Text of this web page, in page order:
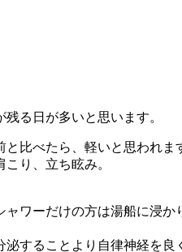
る日が多いと思います。
比べたら、軽いと思われま
り、立ち眩み。
ワーだけの方は湯船に浸か
することより自律神経を良